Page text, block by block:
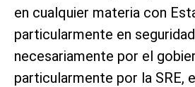
en cualquier materia con
particularmente en
necesariamente por el
particularmente por la SRE,